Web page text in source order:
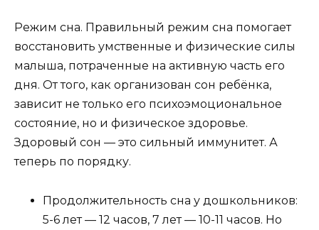
Режим сна. Правильный режим сна помогает
восстановить умственные и физические силы
малыша, потраченные на активную часть его
дня. От того, как организован сон ребёнка,
зависит не только его психоэмоциональное
состояние, но и физическое здоровье.
Здоровый сон — это сильный иммунитет. А
теперь по порядку.
Продолжительность сна у дошкольников:
5-6 лет — 12 часов, 7 лет — 10-11 часов. Но